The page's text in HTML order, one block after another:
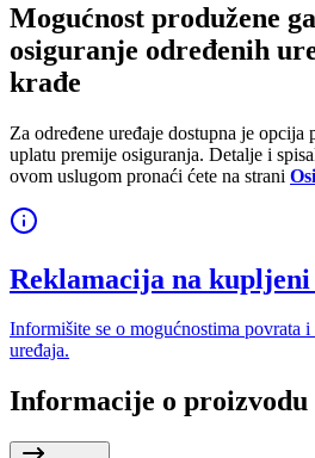
Mogućnost produžene
osiguranje određenih
krađe
Za određene uređaje dostupna je opcija
uplatu premije osiguranja. Detalje i
ovom uslugom pronaći ćete na strani
Reklamacija na
Informišite se o mogućnostima povrata
uređaja.
Informacije o proizvodu